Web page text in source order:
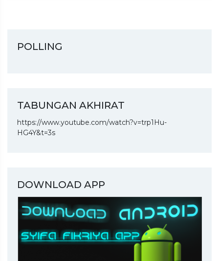
POLLING
TABUNGAN AKHIRAT
https://www.youtube.com/watch?v=trp1Hu-
HG4Y&t=3s
DOWNLOAD APP